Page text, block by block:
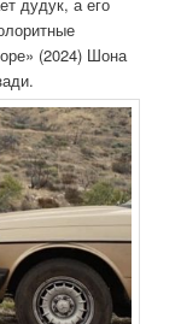
(2024) Шона